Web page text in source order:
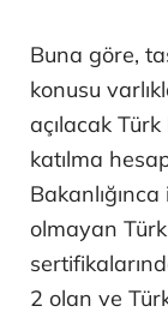
Buna göre,
konusu
açılacak
katılma
olmayan
2 olan ve